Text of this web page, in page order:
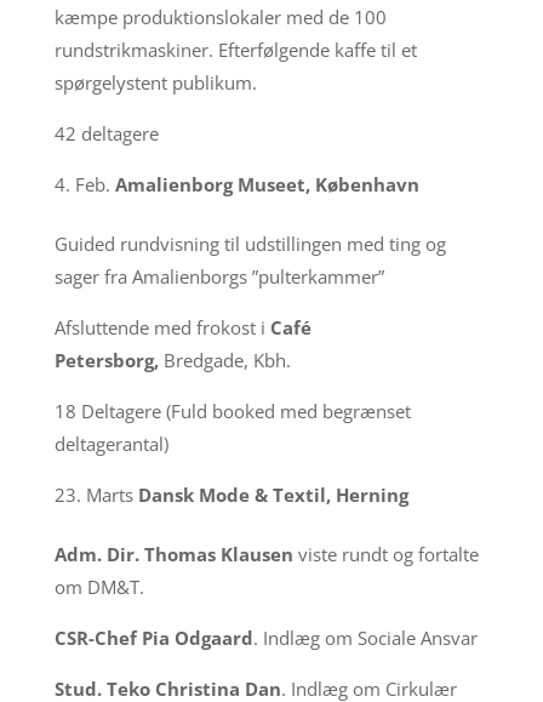
kæmpe produktionslokaler med de 100
rundstrikmaskiner. Efterfølgende kaffe til et
spørgelystent publikum.
42 deltagere
Feb. Amalienborg Museet, København
Guided rundvisning til udstillingen med ting og
sager fra Amalienborgs ”pulterkammer”
Afsluttende med frokost i Café
Petersborg, Bredgade, Kbh.
18 Deltagere (Fuld booked med begrænset
deltagerantal)
Marts Dansk Mode & Textil, Herning
Adm. Dir. Thomas Klausen viste rundt og fortalte
om DM&T.
CSR-Chef Pia Odgaard. Indlæg om Sociale Ansvar
Stud. Teko Christina Dan. Indlæg om Cirkulær